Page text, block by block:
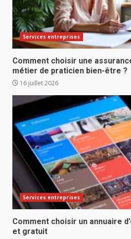
Services entreprises
Comment choisir une
métier de praticien bien-être ?
16 juillet 2026
Services entreprises
Comment choisir un annuaire
et gratuit